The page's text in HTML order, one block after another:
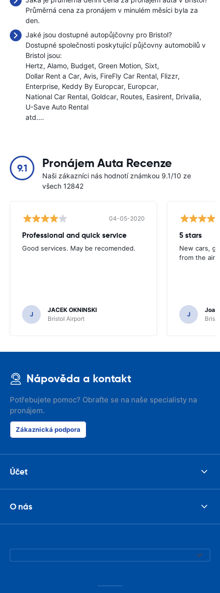
Průměrná cena za pronájem v minulém měsíci byla za
den.
Jaké jsou dostupné autopůjčovny pro Bristol?
Dostupné společnosti poskytující půjčovny automobilů v
Bristol jsou:
Hertz Alamo Budget Green Motion Sixt
Dollar Rent a Car Avis FireFly Car Rental Flizzr
Enterprise Keddy By Europcar Europcar
National Car Rental Goldcar Routes Easirent Drivalia
U-Save Auto Rental
atd.…
9.1 Pronájem Auta Recenze
Naši zákazníci nás hodnotí známkou 9.1/10 ze
všech 12842
04-05-2020
Professional and quick service
Good services. May be recomended.
J
JACEK OKNINSKI
Bristol Airport
5 stars
New cars,
from the
J
Joao
Nápověda a kontakt
Potřebujete pomoc? Obraťte se na naše specialisty na
pronájem.
Zákaznická podpora
Účet
O nás